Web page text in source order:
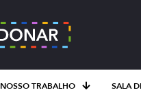
NOSSO TRABALHO SALA